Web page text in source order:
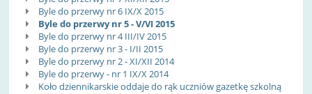
Byle do przerwy nr 6 IX/X 2015
Byle do przerwy nr 5 - V/VI 2015
Byle do przerwy nr 4 III/IV 2015
Byle do przerwy nr 3 - I/II 2015
Byle do przerwy nr 2 - XI/XII 2014
Byle do przerwy - nr 1 IX/X 2014
Koło dziennikarskie oddaje do rąk uczniów gazetkę szkolną